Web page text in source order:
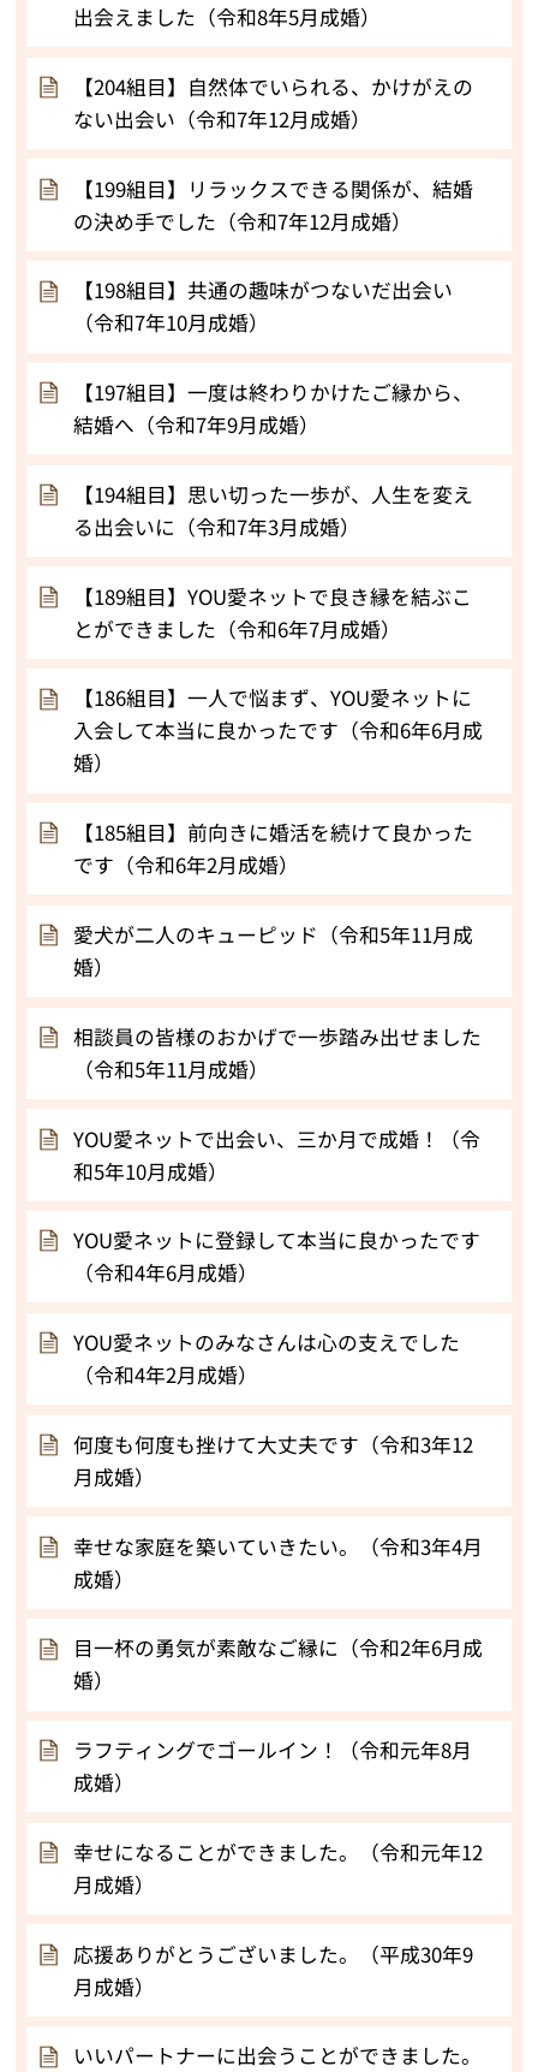
出会えました（令和8年5月成婚）
【204組目】自然体でいられる、かけがえの
ない出会い（令和7年12月成婚）
【199組目】リラックスできる関係が、結婚
の決め手でした（令和7年12月成婚）
【198組目】共通の趣味がつないだ出会い
（令和7年10月成婚）
【197組目】一度は終わりかけたご縁から、
結婚へ（令和7年9月成婚）
【194組目】思い切った一歩が、人生を変え
る出会いに（令和7年3月成婚）
【189組目】YOU愛ネットで良き縁を結ぶこ
とができました（令和6年7月成婚）
【186組目】一人で悩まず、YOU愛ネットに
入会して本当に良かったです（令和6年6月成
婚）
【185組目】前向きに婚活を続けて良かった
です（令和6年2月成婚）
愛犬が二人のキューピッド（令和5年11月成
婚）
相談員の皆様のおかげで一歩踏み出せました
（令和5年11月成婚）
YOU愛ネットで出会い、三か月で成婚！（令
和5年10月成婚）
YOU愛ネットに登録して本当に良かったです
（令和4年6月成婚）
YOU愛ネットのみなさんは心の支えでした
（令和4年2月成婚）
何度も何度も挫けて大丈夫です（令和3年12
月成婚）
幸せな家庭を築いていきたい。（令和3年4月
成婚）
目一杯の勇気が素敵なご縁に（令和2年6月成
婚）
ラフティングでゴールイン！（令和元年8月
成婚）
幸せになることができました。（令和元年12
月成婚）
応援ありがとうございました。（平成30年9
月成婚）
いいパートナーに出会うことができました。